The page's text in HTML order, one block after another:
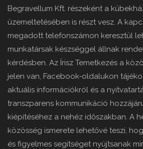
Begravellum Kft. részeként a
üzemeltetésében is részt vesz. A
megadott telefonszámon keresztül
munkatársak készséggel állnak
kérdésben. Az Írisz Temetkezés a
jelen van, Facebook-oldalukon
aktuális információkról és a
transzparens kommunikáció
kiépítéséhez a nehéz időszakban. A
közösség ismerete lehetővé teszi,
és figyelmes segítséget nyújtsanak